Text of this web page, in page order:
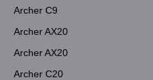
Archer C9
Archer AX20
Archer AX20
Archer C20